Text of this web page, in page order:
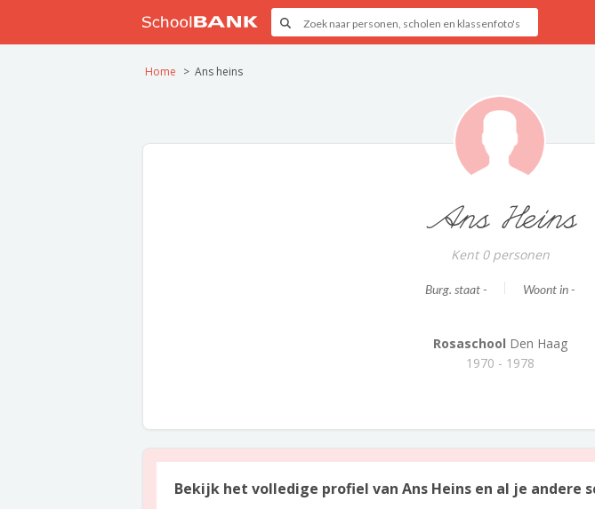
Home Ans heins
Ans Heins
Kent 0 personen
Burg. staat - Woont in -
Rosaschool Den Haag
1970 - 1978
Bekijk het volledige profiel van Ans Heins en al je andere